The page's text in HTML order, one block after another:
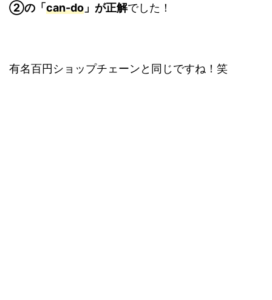
②の「can-do 」が正解でした！
有名百円ショップチェーンと同じですね！笑